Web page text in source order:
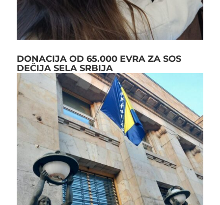
DONACIJA OD 65.000 EVRA ZA SOS
DEČIJA SELA SRBIJA